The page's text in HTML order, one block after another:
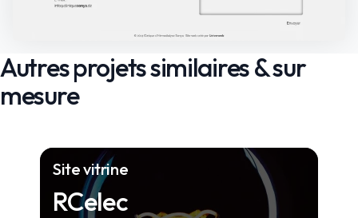
Autres projets similaires & sur
mesure
Site vitrine
RCelec